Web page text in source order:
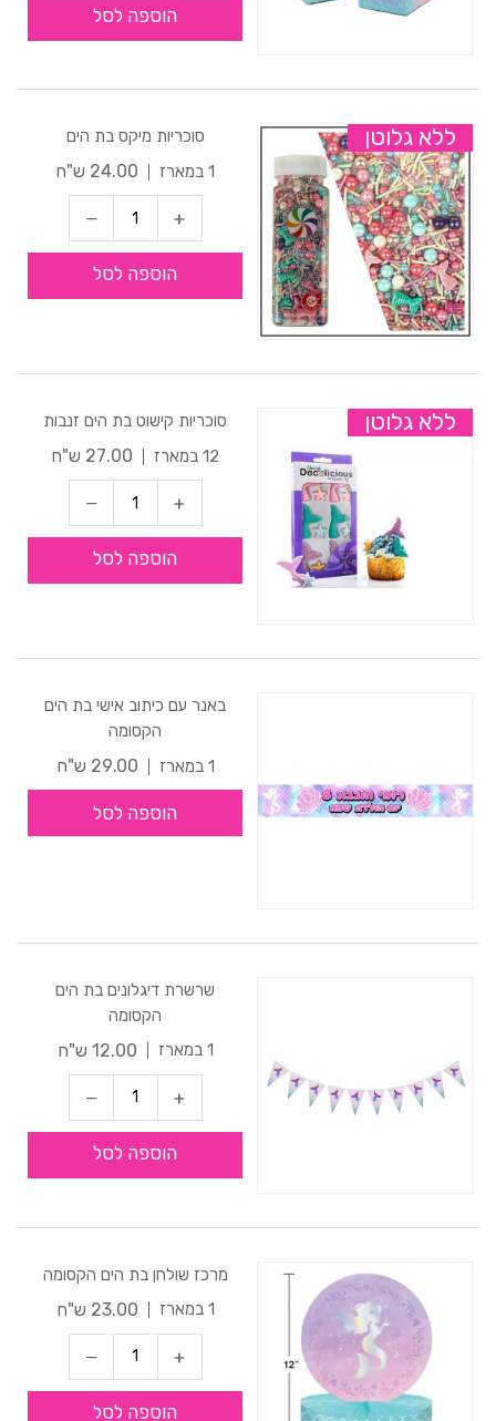
הוספה לסל
ללא גלוטן
סוכריות מיקס בת הים
1 במארז
24.00 ש"ח
הוספה לסל
ללא גלוטן
סוכריות קישוט בת הים זנבות
12 במארז
27.00 ש"ח
הוספה לסל
באנר עם כיתוב אישי בת הים
הקסומה
1 במארז
29.00 ש"ח
הוספה לסל
שרשרת דיגלונים בת הים
הקסומה
1 במארז
12.00 ש"ח
הוספה לסל
מרכז שולחן בת הים הקסומה
1 במארז
23.00 ש"ח
הוספה לסל